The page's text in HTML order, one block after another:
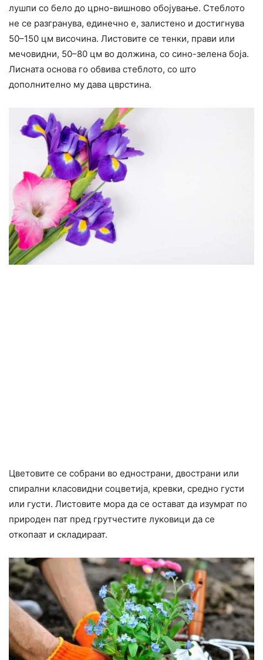
лушпи со бело до црно-вишново обојување. Стеблото
не се разгранува, единечно е, залистено и достигнува
50–150 цм височина. Листовите се тенки, прави или
мечовидни, 50–80 цм во должина, со сино-зелена боја.
Лисната основа го обвива стеблото, со што
дополнително му дава цврстина.
Цветовите се собрани во еднострани, двострани или
спирални класовидни соцветија, кревки, средно густи
или густи. Листовите мора да се остават да изумрат по
природен пат пред грутчестите луковици да се
откопаат и складираат.